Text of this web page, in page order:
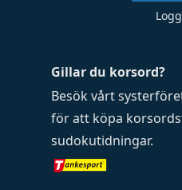
Gillar du korsord?
Besök vårt
för att köpa
sudokutidningar.